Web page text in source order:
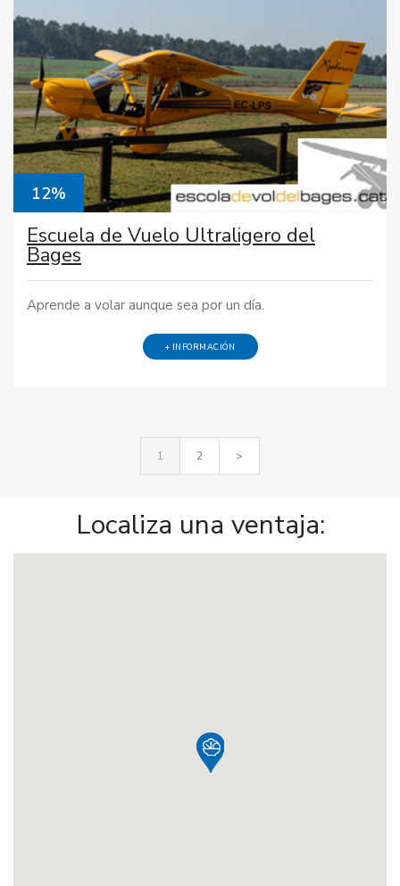
12%
Escuela de Vuelo Ultraligero del
Bages
Aprende a volar aunque sea por un día.
+ INFORMACIÓN
1 2 >
Localiza una ventaja: